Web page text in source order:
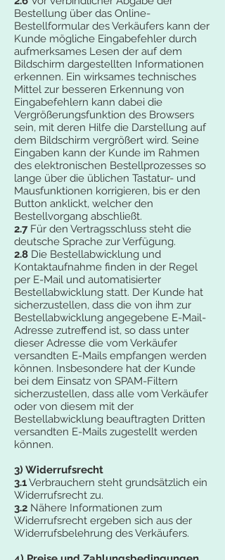
Bestellung über das Online-
Bestellformular des Verkäufers kann der
Kunde mögliche Eingabefehler durch
aufmerksames Lesen der auf dem
Bildschirm dargestellten Informationen
erkennen. Ein wirksames technisches
Mittel zur besseren Erkennung von
Eingabefehlern kann dabei die
Vergrößerungsfunktion des Browsers
sein, mit deren Hilfe die Darstellung auf
dem Bildschirm vergrößert wird. Seine
Eingaben kann der Kunde im Rahmen
des elektronischen Bestellprozesses so
lange über die üblichen Tastatur- und
Mausfunktionen korrigieren, bis er den
Button anklickt, welcher den
Bestellvorgang abschließt.
2.7 Für den Vertragsschluss steht die
deutsche Sprache zur Verfügung.
2.8 Die Bestellabwicklung und
Kontaktaufnahme finden in der Regel
per E-Mail und automatisierter
Bestellabwicklung statt. Der Kunde hat
sicherzustellen, dass die von ihm zur
Bestellabwicklung angegebene E-Mail-
Adresse zutreffend ist, so dass unter
dieser Adresse die vom Verkäufer
versandten E-Mails empfangen werden
können. Insbesondere hat der Kunde
bei dem Einsatz von SPAM-Filtern
sicherzustellen, dass alle vom Verkäufer
oder von diesem mit der
Bestellabwicklung beauftragten Dritten
versandten E-Mails zugestellt werden
können.
3) Widerrufsrecht
3.1Verbrauchern steht grundsätzlich ein
Widerrufsrecht zu.
3.2 Nähere Informationen zum
Widerrufsrecht ergeben sich aus der
Widerrufsbelehrung des Verkäufers.